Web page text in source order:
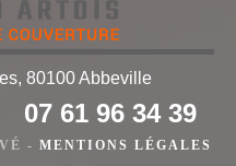
en mesure de suggérer
est en quelque sorte un
80100 Abbeville
07 61 96 34 39
- MENTIONS LÉGALES